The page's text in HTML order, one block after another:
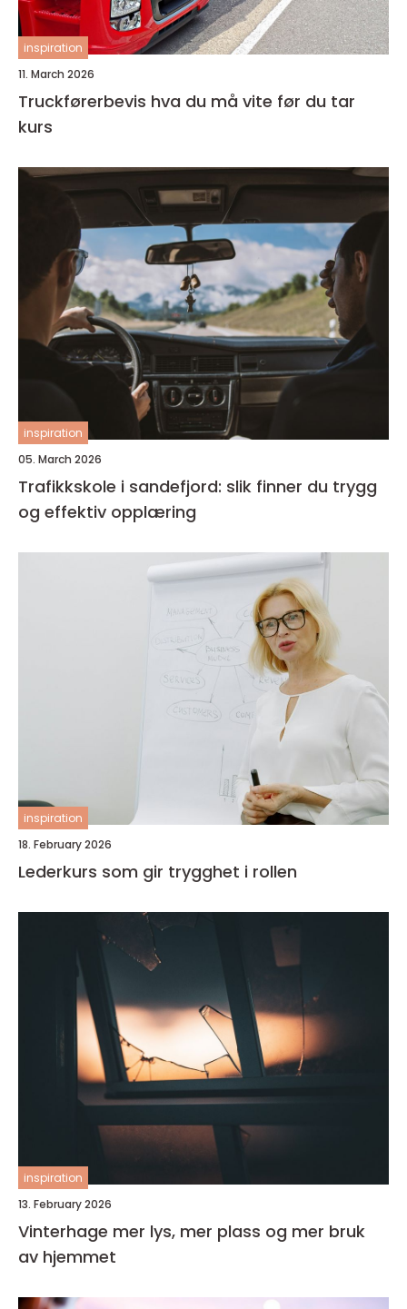
inspiration
11. March 2026
Truckførerbevis hva du må vite før du tar
kurs
inspiration
05. March 2026
Trafikkskole i sandefjord: slik finner du trygg
og effektiv opplæring
inspiration
18. February 2026
Lederkurs som gir trygghet i rollen
inspiration
13. February 2026
Vinterhage mer lys, mer plass og mer bruk
av hjemmet